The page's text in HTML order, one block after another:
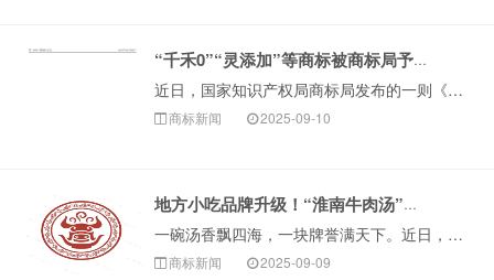
“千禾0”“灵添加”等商标被商标局予以无效！
近日，国家知识产权局商标局发布的一则《注册商标宣告无效公告》显示，沈阳某美容公司申请的“灵添加”商标被正式宣告无效。看到&ld···
商标新闻 2025-09-10
地方小吃品牌升级！“淮南牛肉汤”正式获批注册！
一碗汤香飘四海，一块牌誉满天下。近日，由安徽省淮南市淮南牛肉汤产业发展协会提交的“淮南牛肉汤”集体商标（图形）获准注册。这标志着淮南牛肉汤产业迎来发展···
商标新闻 2025-09-09